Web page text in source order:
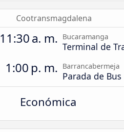
Cootransmagdalena
11:30 a. m. Bucaramanga
Terminal de
1:00 p. m. Barrancabermeja
Parada de Bus
Económica